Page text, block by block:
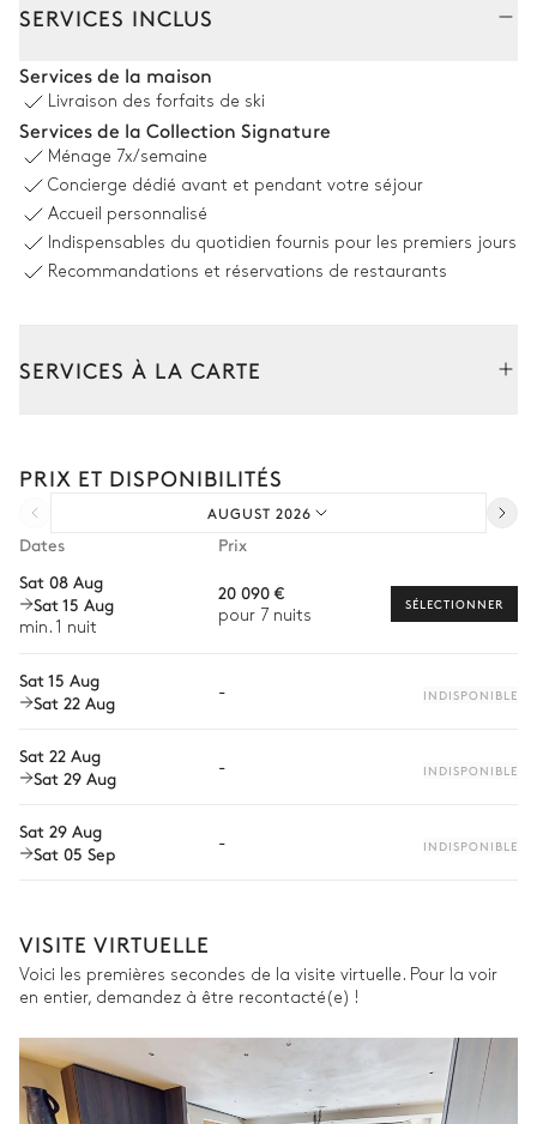
Canapé
Fauteuils
Cheminée
Bois
Bang & Olufsen
Ouverte
Grille pain
Piano de cuisson à induction
Lave vaisselle
Îlot central
Réfrigérateur
Four à micro-ondes
Spa Extérieur
Vue sur les montagnes
Bain nordique
1 place
Terrasse
SERVICES INCLUS
Services de la maison
Livraison des forfaits de ski
Services de la Collection Signature
Ménage 7x/semaine
Concierge dédié avant et pendant votre séjour
Accueil personnalisé
Indispensables du quotidien fournis pour les premiers jours
Recommandations et réservations de restaurants
SERVICES À LA CARTE
Transfert à l'arrivée et au départ
Courses livrées avant l'arrivée
Chef à domicile
Bien-être à domicile
Visites guidées et excursions
Ski-fitting à domicile
saison, la destination ou la disponibilité. Notre conciergerie
vous guidera vers les offres disponibles pour votre séjour.
PRIX ET DISPONIBILITÉS
AUGUST 2026
Dates
Prix
Sat 08 Aug
Sat 15 Aug
min. 1 nuit
20 090 €
pour 7 nuits
SÉLECTIONNER
Sat 15 Aug
Sat 22 Aug
- INDISPONIBLE
Sat 22 Aug
Sat 29 Aug
- INDISPONIBLE
Sat 29 Aug
Sat 05 Sep
- INDISPONIBLE
VISITE VIRTUELLE
Voici les premières secondes de la visite virtuelle. Pour la voir
en entier, demandez à être recontacté(e) !